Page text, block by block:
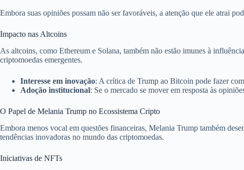
Embora suas opiniões possam não ser favoráveis, a atenção que ele atrai
Impacto nas Altcoins
As altcoins, como Ethereum e Solana, também não estão imunes à
criptomoedas emergentes.
Interesse em inovação: A crítica de Trump ao Bitcoin pode fazer
Adoção institucional: Se o mercado se mover em resposta às
O Papel de Melania Trump no Ecossistema Cripto
Embora menos vocal em questões financeiras, Melania Trump também
tendências inovadoras no mundo das criptomoedas.
Iniciativas de NFTs